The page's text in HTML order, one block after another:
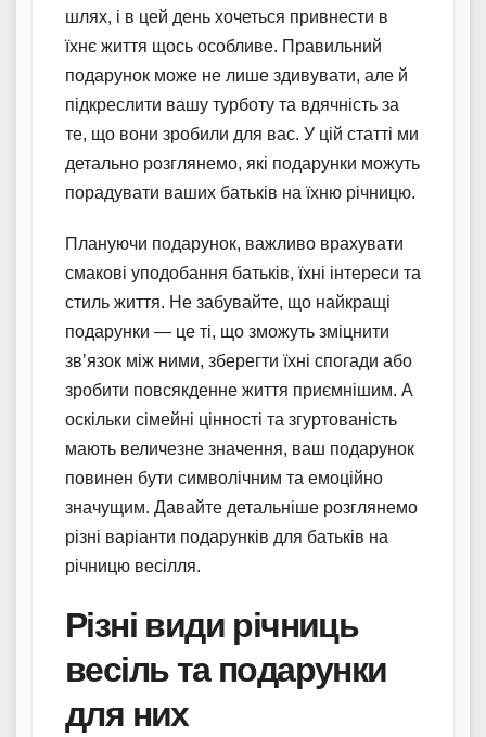
шлях, і в цей день хочеться привнести в
їхнє життя щось особливе. Правильний
подарунок може не лише здивувати, але й
підкреслити вашу турботу та вдячність за
те, що вони зробили для вас. У цій статті ми
детально розглянемо, які подарунки можуть
порадувати ваших батьків на їхню річницю.
Плануючи подарунок, важливо врахувати
смакові уподобання батьків, їхні інтереси та
стиль життя. Не забувайте, що найкращі
подарунки — це ті, що зможуть зміцнити
зв’язок між ними, зберегти їхні спогади або
зробити повсякденне життя приємнішим. А
оскільки сімейні цінності та згуртованість
мають величезне значення, ваш подарунок
повинен бути символічним та емоційно
значущим. Давайте детальніше розглянемо
різні варіанти подарунків для батьків на
річницю весілля.
Різні види річниць
весіль та подарунки
для них